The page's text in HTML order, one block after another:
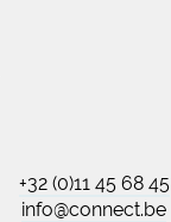
+32 (0)11 45 68 45
info@connect.be